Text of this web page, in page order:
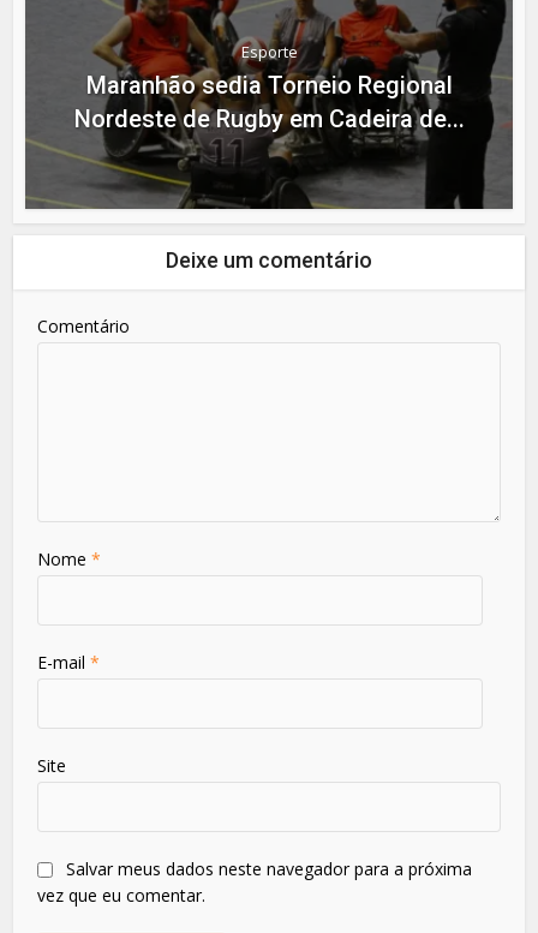
Esporte
Maranhão sedia Torneio Regional
Nordeste de Rugby em Cadeira de...
Deixe um comentário
Comentário
Nome*
E-mail*
Site
Salvar meus dados neste navegador para a próxima
vez que eu comentar.